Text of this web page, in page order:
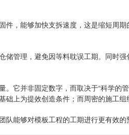
，能够加快支拆速度，这是缩短周期
管理，避免因等料耽误工期。同时强
它并非固定数字，而取决于“科学的管
上为提效创造条件；而周密的施工
能够对模板工程的工期进行更有效的